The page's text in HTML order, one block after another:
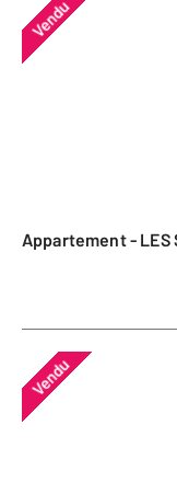
Vendu
Appartement - LES
Vendu